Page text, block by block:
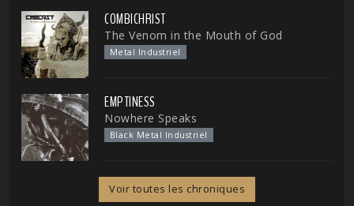
COMBICHRIST
The Venom in the Mouth of God
Metal Industriel
EMPTINESS
Nowhere Speaks
Black Metal Industriel
Voir toutes les chroniques